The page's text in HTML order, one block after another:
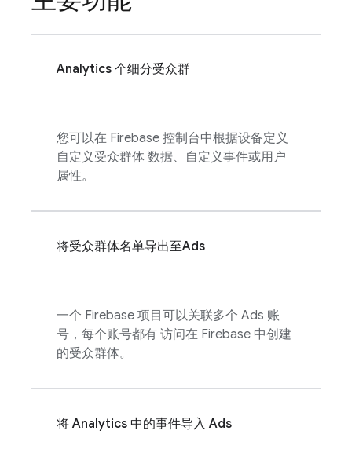
Analytics 个细分受众群
您可以在 Firebase 控制台中根据设备定义
自定义受众群体 数据、自定义事件或用户
属性。
将受众群体名单导出至Ads
一个 Firebase 项目可以关联多个 Ads 账
号，每个账号都有 访问在 Firebase 中创建
的受众群体。
将 Analytics 中的事件导入 Ads